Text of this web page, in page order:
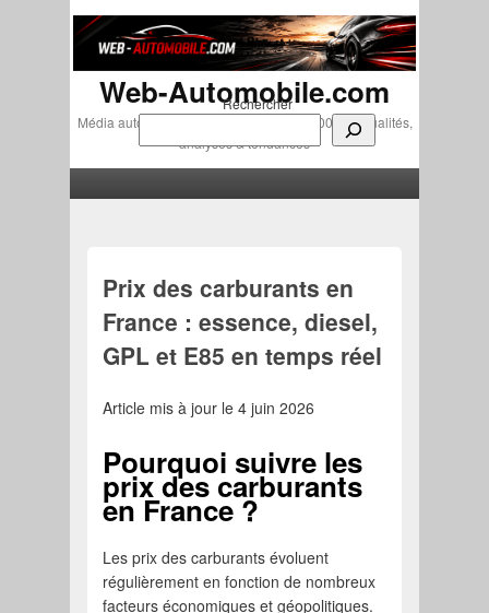
Rechercher
Web-Automobile.com
Média automobile indépendant depuis 2007 • Actualités,
analyses & tendances
Prix des carburants en
France : essence, diesel,
GPL et E85 en temps réel
Article mis à jour le 4 juin 2026
Pourquoi suivre les
prix des carburants
en France ?
Les prix des carburants évoluent
régulièrement en fonction de nombreux
facteurs économiques et géopolitiques.